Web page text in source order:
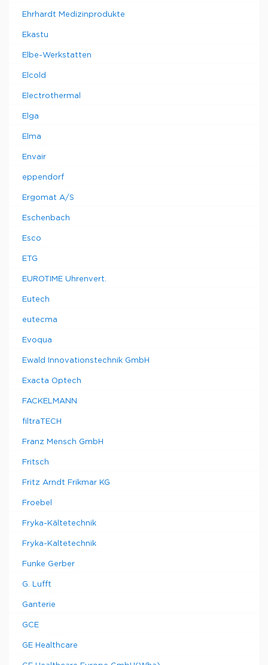
Ehrhardt Medizinprodukte
Ekastu
Elbe-Werkstatten
Elcold
Electrothermal
Elga
Elma
Envair
eppendorf
Ergomat A/S
Eschenbach
Esco
ETG
EUROTIME Uhrenvert.
Eutech
eutecma
Evoqua
Ewald Innovationstechnik GmbH
Exacta Optech
FACKELMANN
filtraTECH
Franz Mensch GmbH
Fritsch
Fritz Arndt Frikmar KG
Froebel
Fryka-Kältetechnik
Fryka-Kaltetechnik
Funke Gerber
G. Lufft
Ganterie
GCE
GE Healthcare